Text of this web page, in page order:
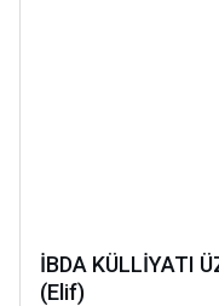
İBDA KÜLLİYATI
(Elif)